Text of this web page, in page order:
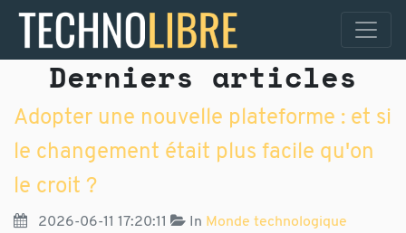
Derniers articles
Adopter une nouvelle plateforme : et si
le changement était plus facile qu'on
le croit ?
2026-06-11 17:20:11 In Monde technologique